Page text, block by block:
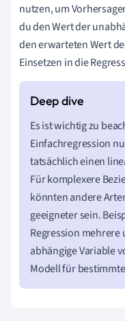
nutzen, um
du den Wert der
den erwarteten Wert
Einsetzen in die
Es ist wichtig zu
Einfachregression
tatsächlich einen
Für komplexere
könnten andere
geeigneter sein.
Regression
abhängige Variable
Modell für